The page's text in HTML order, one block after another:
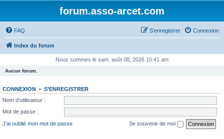
forum.asso-arcet.com
FAQ Connexion
S’enregistrer
Index du forum
Nous sommes le sam. août 08, 2026 10:41 am
Aucun forum.
CONNEXION • S’ENREGISTRER
Nom d’utilisateur :
Mot de passe :
J’ai oublié mon mot de passe
Se souvenir de moi